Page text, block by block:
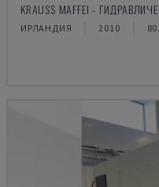
KRAUSS MAFFEI -
ИРЛАНДИЯ 2010